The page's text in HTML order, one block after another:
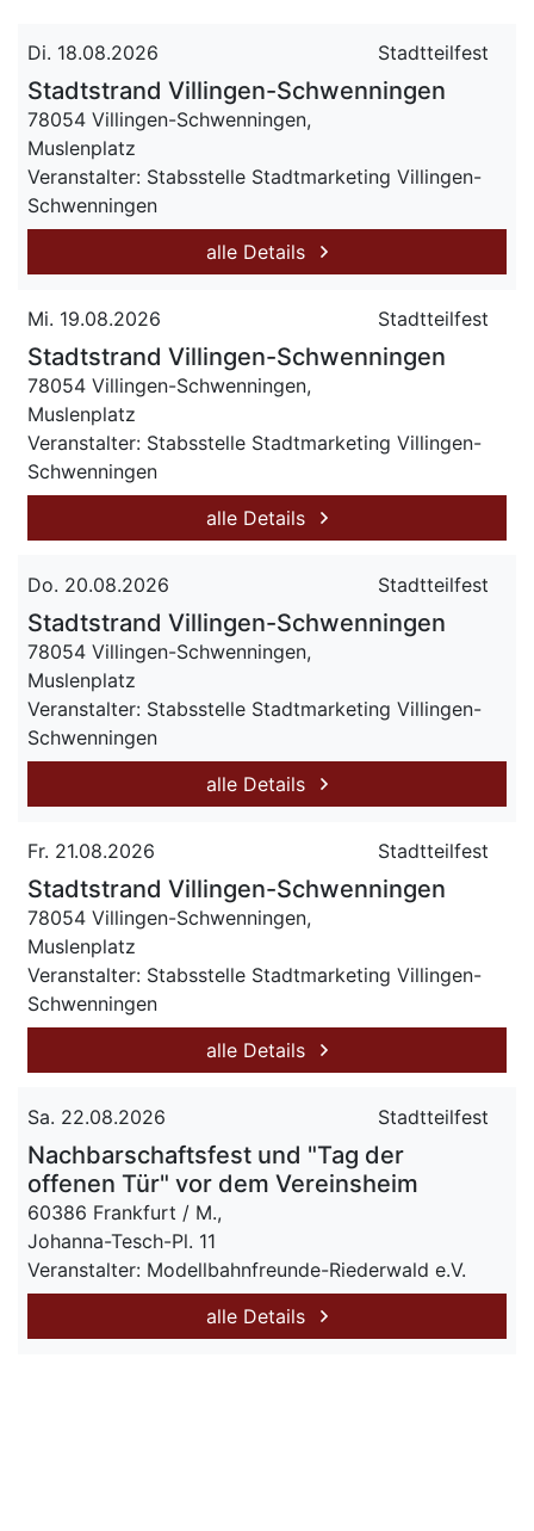
Di. 18.08.2026 Stadtteilfest
Stadtstrand Villingen-Schwenningen
78054 Villingen-Schwenningen,
Muslenplatz
Veranstalter: Stabsstelle Stadtmarketing Villingen-
Schwenningen
alle Details
Mi. 19.08.2026 Stadtteilfest
Stadtstrand Villingen-Schwenningen
78054 Villingen-Schwenningen,
Muslenplatz
Veranstalter: Stabsstelle Stadtmarketing Villingen-
Schwenningen
alle Details
Do. 20.08.2026 Stadtteilfest
Stadtstrand Villingen-Schwenningen
78054 Villingen-Schwenningen,
Muslenplatz
Veranstalter: Stabsstelle Stadtmarketing Villingen-
Schwenningen
alle Details
Fr. 21.08.2026 Stadtteilfest
Stadtstrand Villingen-Schwenningen
78054 Villingen-Schwenningen,
Muslenplatz
Veranstalter: Stabsstelle Stadtmarketing Villingen-
Schwenningen
alle Details
Sa. 22.08.2026 Stadtteilfest
Nachbarschaftsfest und "Tag der
offenen Tür" vor dem Vereinsheim
60386 Frankfurt / M.,
Johanna-Tesch-Pl. 11
Veranstalter: Modellbahnfreunde-Riederwald e.V.
alle Details